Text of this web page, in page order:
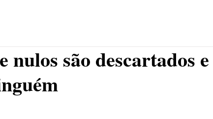
nulos são descartados e